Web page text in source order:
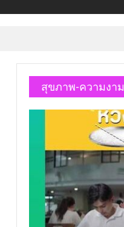
สุขภาพ-ความงาม